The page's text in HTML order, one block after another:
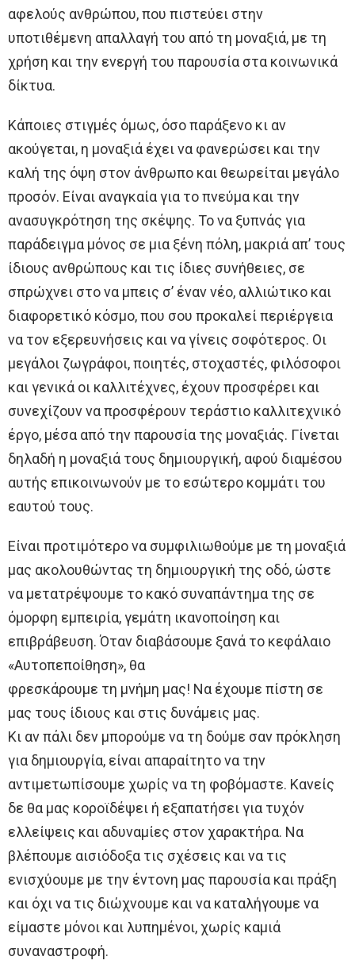
αφελούς ανθρώπου, που πιστεύει στην
υποτιθέμενη απαλλαγή του από τη μοναξιά, με τη
χρήση και την ενεργή του παρουσία στα κοινωνικά
δίκτυα.
Κάποιες στιγμές όμως, όσο παράξενο κι αν
ακούγεται, η μοναξιά έχει να φανερώσει και την
καλή της όψη στον άνθρωπο και θεωρείται μεγάλο
προσόν. Είναι αναγκαία για το πνεύμα και την
ανασυγκρότηση της σκέψης. Το να ξυπνάς για
παράδειγμα μόνος σε μια ξένη πόλη, μακριά απ’ τους
ίδιους ανθρώπους και τις ίδιες συνήθειες, σε
σπρώχνει στο να μπεις σ’ έναν νέο, αλλιώτικο και
διαφορετικό κόσμο, που σου προκαλεί περιέργεια
να τον εξερευνήσεις και να γίνεις σοφότερος. Οι
μεγάλοι ζωγράφοι, ποιητές, στοχαστές, φιλόσοφοι
και γενικά οι καλλιτέχνες, έχουν προσφέρει και
συνεχίζουν να προσφέρουν τεράστιο καλλιτεχνικό
έργο, μέσα από την παρουσία της μοναξιάς. Γίνεται
δηλαδή η μοναξιά τους δημιουργική, αφού διαμέσου
αυτής επικοινωνούν με το εσώτερο κομμάτι του
εαυτού τους.
Είναι προτιμότερο να συμφιλιωθούμε με τη μοναξιά
μας ακολουθώντας τη δημιουργική της οδό, ώστε
να μετατρέψουμε το κακό συναπάντημα της σε
όμορφη εμπειρία, γεμάτη ικανοποίηση και
επιβράβευση. Όταν διαβάσουμε ξανά το κεφάλαιο
«Αυτοπεποίθηση», θα
φρεσκάρουμε τη μνήμη μας! Να έχουμε πίστη σε
μας τους ίδιους και στις δυνάμεις μας.
Κι αν πάλι δεν μπορούμε να τη δούμε σαν πρόκληση
για δημιουργία, είναι απαραίτητο να την
αντιμετωπίσουμε χωρίς να τη φοβόμαστε. Κανείς
δε θα μας κοροϊδέψει ή εξαπατήσει για τυχόν
ελλείψεις και αδυναμίες στον χαρακτήρα. Να
βλέπουμε αισιόδοξα τις σχέσεις και να τις
ενισχύουμε με την έντονη μας παρουσία και πράξη
και όχι να τις διώχνουμε και να καταλήγουμε να
είμαστε μόνοι και λυπημένοι, χωρίς καμιά
συναναστροφή.